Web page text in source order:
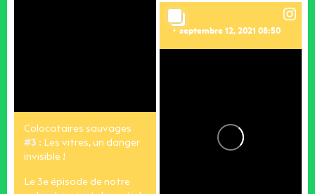
Colocataires sauvages
#3 : Les vitres, un danger
invisible !
Le 3e épisode de notre
septembre 12, 2021 08:50